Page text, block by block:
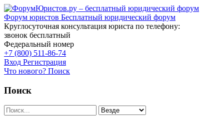
Форум юристов Бесплатный юридический форум
Круглосуточная консультация юриста по телефону:
звонок бесплатный
Федеральный номер
+7 (800) 511-86-74
Вход Регистрация
Что нового? Поиск
Поиск